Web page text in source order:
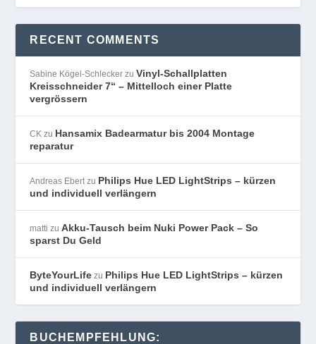
RECENT COMMENTS
Sabine Kögel-Schlecker zuVinyl-Schallplatten
Kreisschneider 7“ – Mittelloch einer Platte
vergrössern
CK zu Hansamix Badearmatur bis 2004 Montage
reparatur
Andreas Ebert zu Philips Hue LED LightStrips – kürzen
und individuell verlängern
matti zuAkku-Tausch beim Nuki Power Pack – So
sparst Du Geld
ByteYourLife zu Philips Hue LED LightStrips – kürzen
und individuell verlängern
BUCHEMPFEHLUNG: